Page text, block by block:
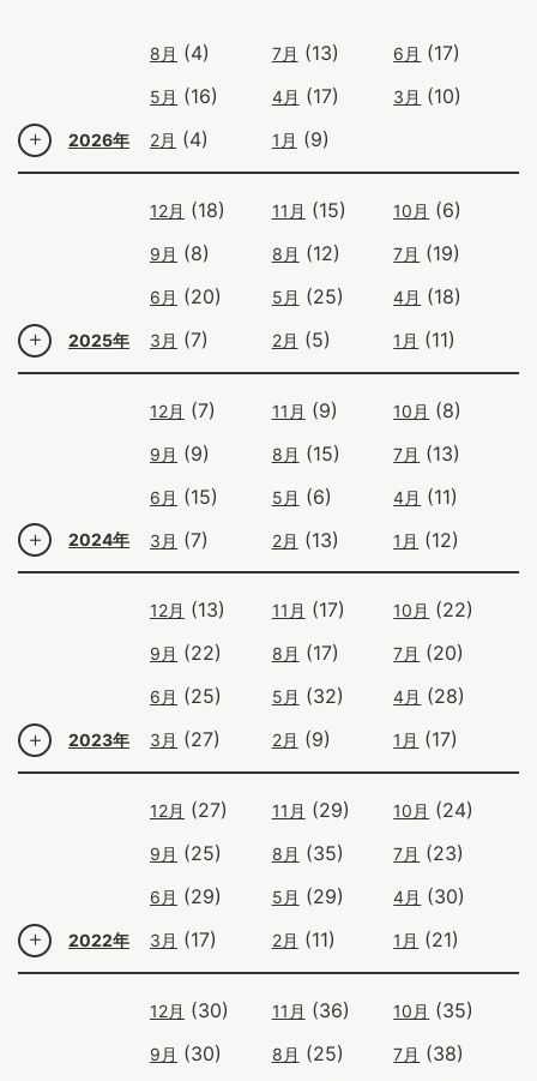
2026年
8月 (4) 7月 (13) 6月 (17)
5月 (16) 4月 (17) 3月 (10)
2月 (4) 1月 (9)
2025年
12月 (18) 11月 (15) 10月 (6)
9月 (8) 8月 (12) 7月 (19)
6月 (20) 5月 (25) 4月 (18)
3月 (7) 2月 (5) 1月 (11)
2024年
12月 (7) 11月 (9) 10月 (8)
9月 (9) 8月 (15) 7月 (13)
6月 (15) 5月 (6) 4月 (11)
3月 (7) 2月 (13) 1月 (12)
2023年
12月 (13) 11月 (17) 10月 (22)
9月 (22) 8月 (17) 7月 (20)
6月 (25) 5月 (32) 4月 (28)
3月 (27) 2月 (9) 1月 (17)
2022年
12月 (27) 11月 (29) 10月 (24)
9月 (25) 8月 (35) 7月 (23)
6月 (29) 5月 (29) 4月 (30)
3月 (17) 2月 (11) 1月 (21)
12月 (30) 11月 (36) 10月 (35)
9月 (30) 8月 (25) 7月 (38)